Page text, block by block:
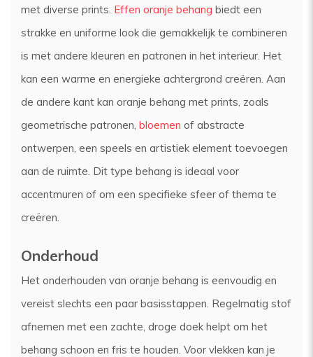
met diverse prints. Effen oranje behang biedt een
strakke en uniforme look die gemakkelijk te combineren
is met andere kleuren en patronen in het interieur. Het
kan een warme en energieke achtergrond creëren. Aan
de andere kant kan oranje behang met prints, zoals
geometrische patronen, bloemen of abstracte
ontwerpen, een speels en artistiek element toevoegen
aan de ruimte. Dit type behang is ideaal voor
accentmuren of om een specifieke sfeer of thema te
creëren.
Onderhoud
Het onderhouden van oranje behang is eenvoudig en
vereist slechts een paar basisstappen. Regelmatig stof
afnemen met een zachte, droge doek helpt om het
behang schoon en fris te houden. Voor vlekken kan je